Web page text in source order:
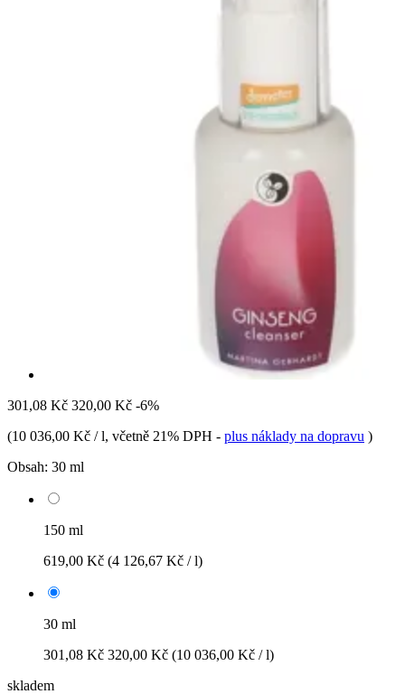
301,08 Kč 320,00 Kč -6%
(10 036,00 Kč / l, včetně 21% DPH - plus náklady na dopravu )
Obsah: 30 ml
150 ml
619,00 Kč (4 126,67 Kč / l)
30 ml
301,08 Kč 320,00 Kč (10 036,00 Kč / l)
skladem